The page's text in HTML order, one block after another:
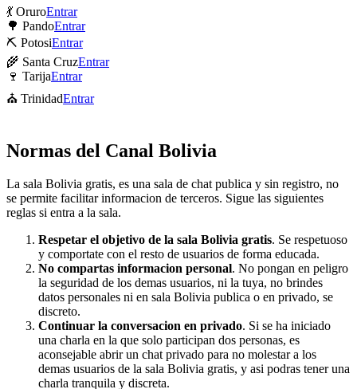
💃 OruroEntrar
🌳 PandoEntrar
⛏ PotosiEntrar
🌾 Santa CruzEntrar
🍷 TarijaEntrar
⛪ TrinidadEntrar
Normas del Canal Bolivia
La sala Bolivia gratis, es una sala de chat publica y sin registro, no
se permite facilitar informacion de terceros. Sigue las siguientes
reglas si entra a la sala.
Respetar el objetivo de la sala Bolivia gratis. Se respetuoso
y comportate con el resto de usuarios de forma educada.
No compartas informacion personal. No pongan en peligro
la seguridad de los demas usuarios, ni la tuya, no brindes
datos personales ni en sala Bolivia publica o en privado, se
discreto.
Continuar la conversacion en privado. Si se ha iniciado
una charla en la que solo participan dos personas, es
aconsejable abrir un chat privado para no molestar a los
demas usuarios de la sala Bolivia gratis, y asi podras tener una
charla tranquila y discreta.